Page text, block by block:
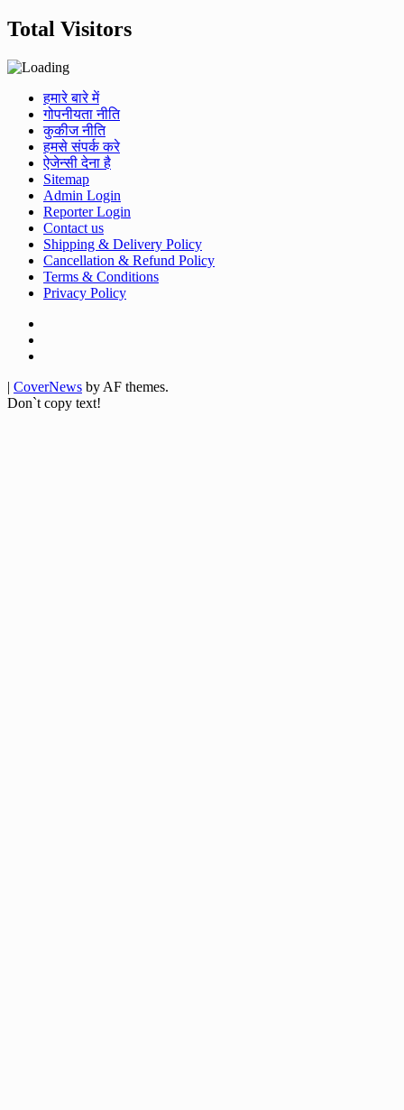
Total Visitors
हमारे बारे में
गोपनीयता नीति
कुकीज नीति
हमसे संपर्क करे
ऐजेन्सी देना है
Sitemap
Admin Login
Reporter Login
Contact us
Shipping & Delivery Policy
Cancellation & Refund Policy
Terms & Conditions
Privacy Policy
| CoverNews by AF themes.
Don`t copy text!